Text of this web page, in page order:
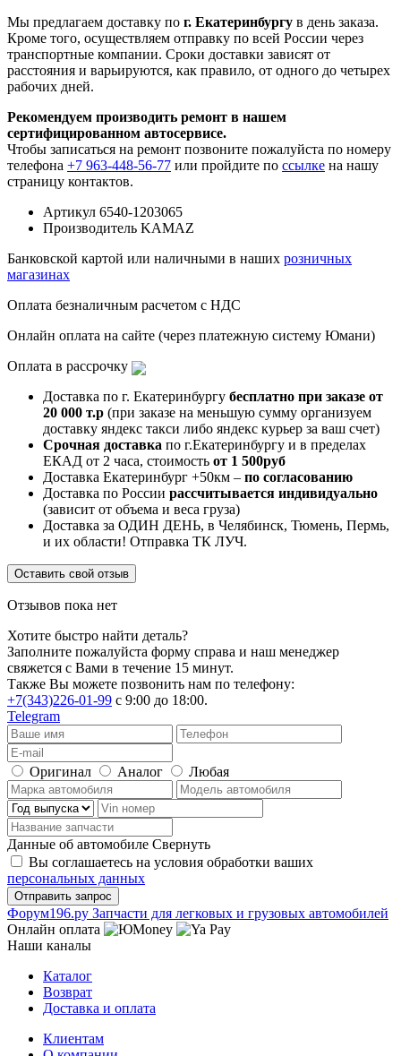
Мы предлагаем доставку по г. Екатеринбургу в день заказа.
Кроме того, осуществляем отправку по всей России через
транспортные компании. Сроки доставки зависят от
расстояния и варьируются, как правило, от одного до четырех
рабочих дней.
Рекомендуем производить ремонт в нашем
сертифицированном автосервисе.
Чтобы записаться на ремонт позвоните пожалуйста по номеру
телефона +7 963-448-56-77 или пройдите по ссылке на нашу
страницу контактов.
Артикул 6540-1203065
Производитель KAMAZ
Банковской картой или наличными в наших розничных
магазинах
Оплата безналичным расчетом с НДС
Онлайн оплата на сайте (через платежную систему Юмани)
Оплата в рассрочку
Доставка по г. Екатеринбургу бесплатно при заказе от
20 000 т.р (при заказе на меньшую сумму организуем
доставку яндекс такси либо яндекс курьер за ваш счет)
Срочная доставка по г.Екатеринбургу и в пределах
ЕКАД от 2 часа, стоимость от 1 500руб
Доставка Екатеринбург +50км – по согласованию
Доставка по России рассчитывается индивидуально
(зависит от объема и веса груза)
Доставка за ОДИН ДЕНЬ, в Челябинск, Тюмень, Пермь,
и их области! Отправка ТК ЛУЧ.
Оставить свой отзыв
Отзывов пока нет
Хотите быстро найти деталь?
Заполните пожалуйста форму справа и наш менеджер
свяжется с Вами в течение 15 минут.
Также Вы можете позвонить нам по телефону:
+7(343)226-01-99 с 9:00 до 18:00.
Telegram
Оригинал Аналог Любая
Данные об автомобиле Свернуть
Вы соглашаетесь на условия обработки ваших
персональных данных
Фoрум196.ру Запчасти для легковых и грузовых автомобилей
Онлайн оплата
Наши каналы
Каталог
Возврат
Доставка и оплата
Клиентам